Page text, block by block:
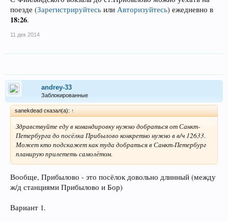
поезде (Зарегистрируйтесь или Авторизуйтесь) ежедневно в
18:26.
11 дек 2014
andrey-33
Заблокированные
sanekdead сказал(а): ↑
Здравствуйте еду в командировку нужно добраться от Санкт-
Петербурга до посёлка Прибылово конкретно нужно в в/ч 12633.
Может кто подскажет как туда добраться в Санкт-Петербург
планирую прилететь самолётом.
Вообще, Прибылово - это посёлок довольно длинный (между
ж/д станциями Прибылово и Бор)
Вариант 1.